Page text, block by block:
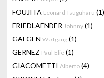
FOUJITA Leonard Tsuguharu (1)
FRIEDLAENDER Johnny (1)
GÄFGEN Wolfgang (1)
GERNEZ Paul-Elie (1)
GIACOMETTI Alberto (4)